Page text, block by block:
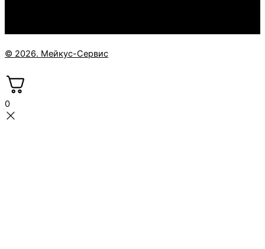
© 2026. Мейкус-Сервис
0